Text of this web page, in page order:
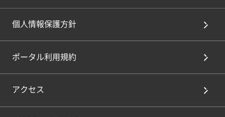
個人情報保護方針
ポータル利用規約
アクセス